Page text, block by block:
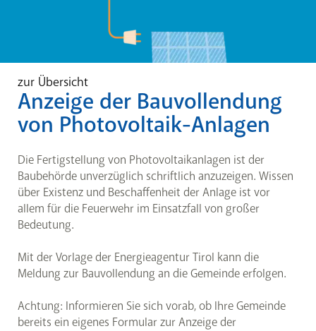
zur Übersicht
Anzeige der Bauvollendung
von Photovoltaik-Anlagen
Die Fertigstellung von Photovoltaikanlagen ist der
Baubehörde unverzüglich schriftlich anzuzeigen. Wissen
über Existenz und Beschaffenheit der Anlage ist vor
allem für die Feuerwehr im Einsatzfall von großer
Bedeutung.
Mit der Vorlage der Energieagentur Tirol kann die
Meldung zur Bauvollendung an die Gemeinde erfolgen.
Achtung: Informieren Sie sich vorab, ob Ihre Gemeinde
bereits ein eigenes Formular zur Anzeige der